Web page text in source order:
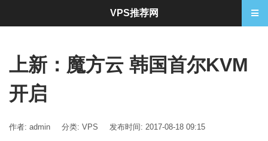
上新：魔方云 韩国首尔KVM
开启
作者: admin 分类: VPS 发布时间: 2017-08-18 09:15
VPS推荐网